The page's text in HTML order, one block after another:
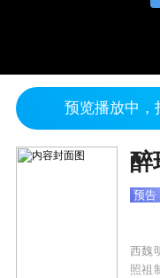
预览播放中，
醉
预告
西魏
照祖